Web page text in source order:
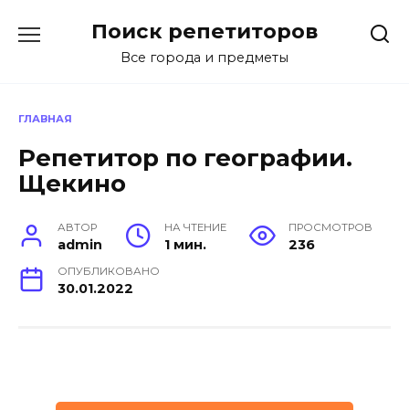
Поиск репетиторов
Все города и предметы
ГЛАВНАЯ
Репетитор по географии.
Щекино
АВТОР
admin
НА ЧТЕНИЕ
1 мин.
ПРОСМОТРОВ
236
ОПУБЛИКОВАНО
30.01.2022